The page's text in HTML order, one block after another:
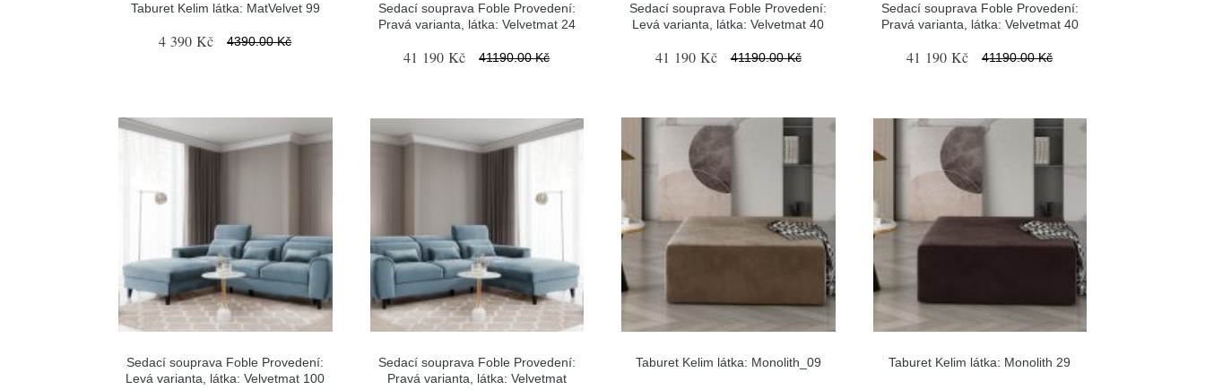
Taburet Kelim látka: MatVelvet 99
4 390 Kč 4390.00 Kč
Sedací souprava Foble Provedení:
Pravá varianta, látka: Velvetmat 24
41 190 Kč 41190.00 Kč
Sedací souprava Foble Provedení:
Levá varianta, látka: Velvetmat 40
41 190 Kč 41190.00 Kč
Sedací souprava Foble Provedení:
Pravá varianta, látka: Velvetmat 40
41 190 Kč 41190.00 Kč
Sedací souprava Foble Provedení:
Levá varianta, látka: Velvetmat 100
Sedací souprava Foble Provedení:
Pravá varianta, látka: Velvetmat
Taburet Kelim látka: Monolith_09 Taburet Kelim látka: Monolith 29